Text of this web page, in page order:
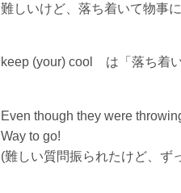
難しいけど、落ち着いて物事
keep (your) cool は「落ち着
Even though they were
Way to go!
(難しい質問振られたけど、ず